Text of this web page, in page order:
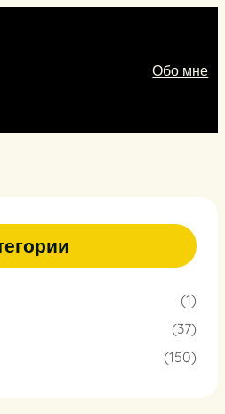
Обо мне
(1)
(37)
(150)